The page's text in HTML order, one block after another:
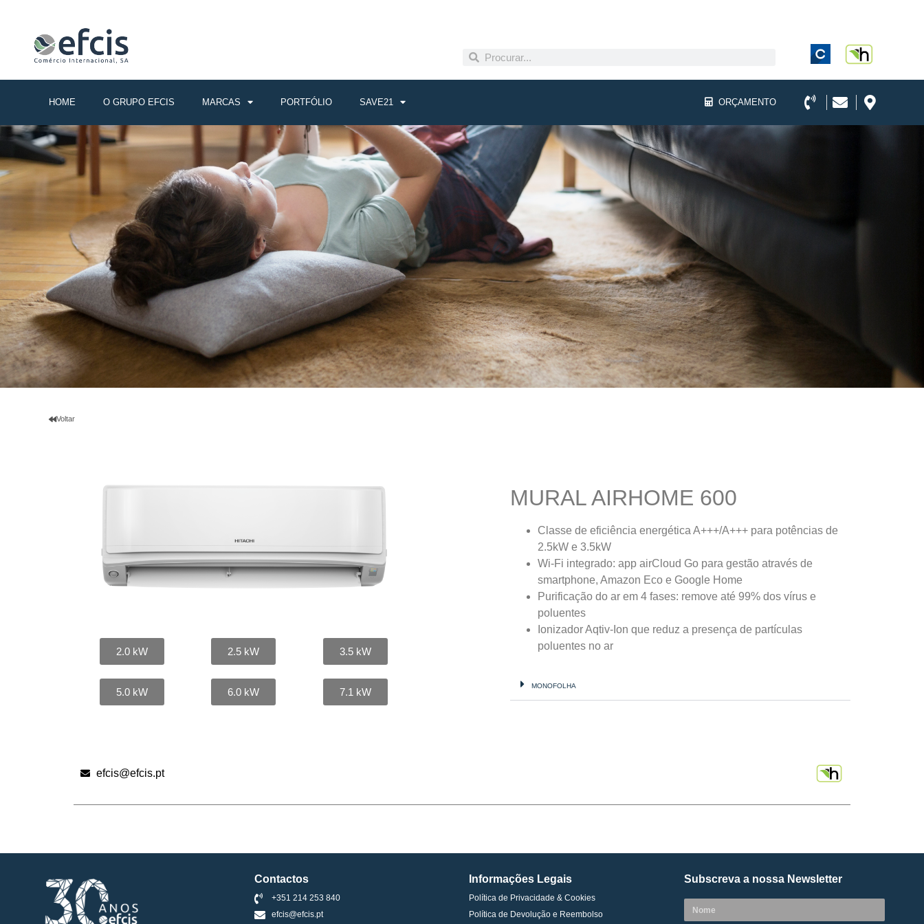
HOME O GRUPO EFCIS MARCAS PORTFÓLIO SAVE21 ORÇAMENTO
Voltar
2.0 kW
5.0 kW
2.5 kW
6.0 kW
3.5 kW
7.1 kW
MURAL AIRHOME 600
Classe de eficiência energética A+++/A+++ para potências de
2.5kW e 3.5kW
Wi-Fi integrado: app airCloud Go para gestão através de
smartphone, Amazon Eco e Google Home
Purificação do ar em 4 fases: remove até 99% dos vírus e
poluentes
Ionizador Aqtiv-Ion que reduz a presença de partículas
poluentes no ar
MONOFOLHA
efcis@efcis.pt
Contactos
+351 214 253 840
efcis@efcis.pt
Informações Legais
Política de Privacidade & Cookies
Política de Devolução e Reembolso
Subscreva a nossa Newsletter